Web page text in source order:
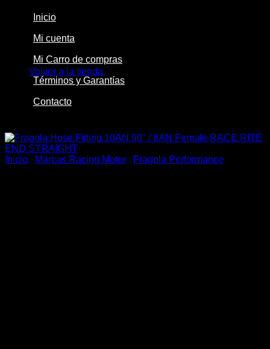
Volver a la tienda
Inicio
Mi cuenta
Mi Carro de compras
Términos y Garantías
Contacto
Inicio Marcas Racing Motor Fragola Performance